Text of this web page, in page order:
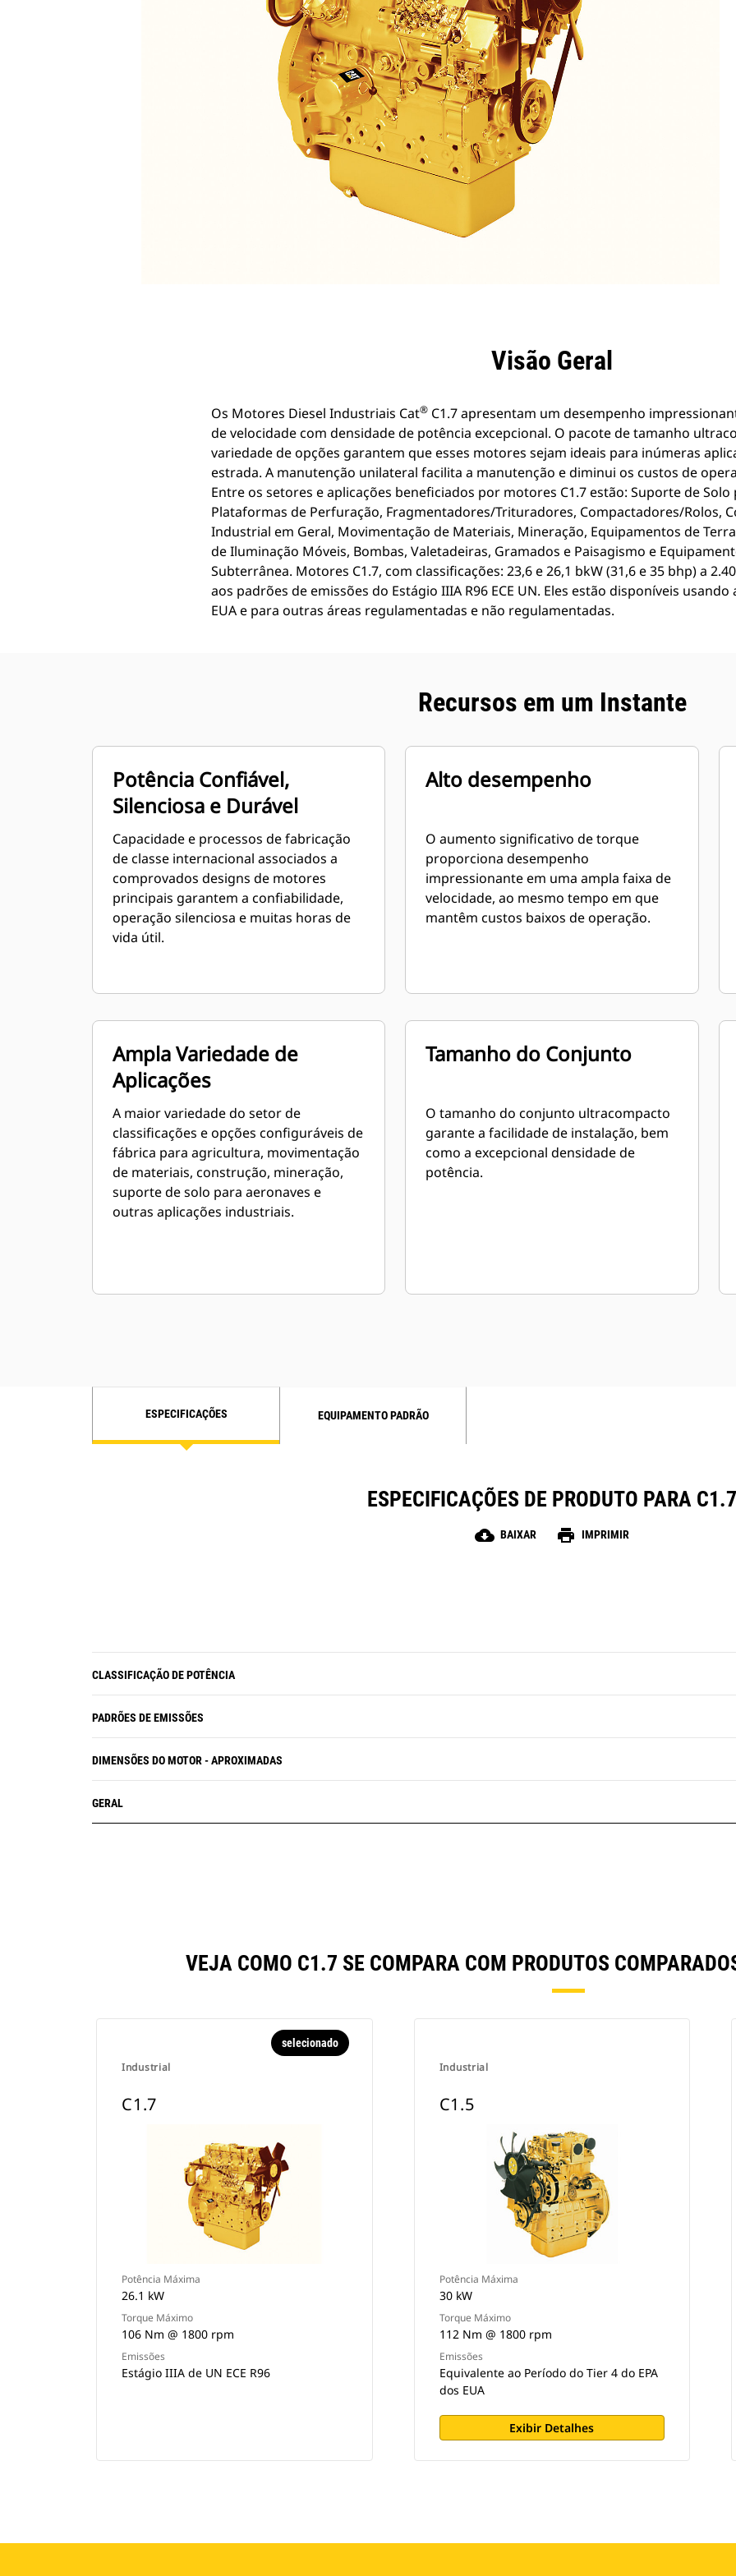
Visão Geral
Os Motores Diesel Industriais Cat® C1.7 apresentam um desempenho
de velocidade com densidade de potência excepcional. O pacote de tamanho
variedade de opções garantem que esses motores sejam ideais para inúmeras
estrada. A manutenção unilateral facilita a manutenção e diminui os custos de
Entre os setores e aplicações beneficiados por motores C1.7 estão: Suporte de Solo
Plataformas de Perfuração, Fragmentadores/Trituradores, Compactadores/Rolos,
Industrial em Geral, Movimentação de Materiais, Mineração, Equipamentos de
de Iluminação Móveis, Bombas, Valetadeiras, Gramados e Paisagismo e
Subterrânea. Motores C1.7, com classificações: 23,6 e 26,1 bkW (31,6 e 35 bhp) a
aos padrões de emissões do Estágio IIIA R96 ECE UN. Eles estão disponíveis usando
EUA e para outras áreas regulamentadas e não regulamentadas.
Recursos em um Instante
Potência Confiável,
Silenciosa e Durável
Capacidade e processos de fabricação
de classe internacional associados a
comprovados designs de motores
principais garantem a confiabilidade,
operação silenciosa e muitas horas de
vida útil.
Alto desempenho
O aumento significativo de torque
proporciona desempenho
impressionante em uma ampla faixa de
velocidade, ao mesmo tempo em que
mantêm custos baixos de operação.
Ampla Variedade de
Aplicações
A maior variedade do setor de
classificações e opções configuráveis de
fábrica para agricultura, movimentação
de materiais, construção, mineração,
suporte de solo para aeronaves e
outras aplicações industriais.
Tamanho do Conjunto
O tamanho do conjunto ultracompacto
garante a facilidade de instalação, bem
como a excepcional densidade de
potência.
ESPECIFICAÇÕES EQUIPAMENTO PADRÃO
ESPECIFICAÇÕES DE PRODUTO PARA C1.7
cloud_download BAIXAR print IMPRIMIR
CLASSIFICAÇÃO DE POTÊNCIA
PADRÕES DE EMISSÕES
DIMENSÕES DO MOTOR - APROXIMADAS
GERAL
VEJA COMO C1.7 SE COMPARA COM PRODUTOS
Industrial
selecionado
C1.7
Potência Máxima
26.1 kW
Torque Máximo
106 Nm @ 1800 rpm
Emissões
Estágio IIIA de UN ECE R96
Industrial
C1.5
Potência Máxima
30 kW
Torque Máximo
112 Nm @ 1800 rpm
Emissões
Equivalente ao Período do Tier 4 do EPA
dos EUA
Exibir Detalhes